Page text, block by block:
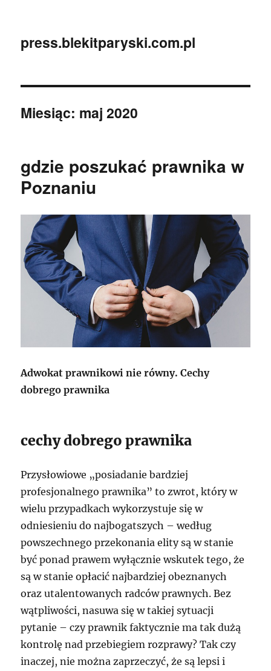
press.blekitparyski.com.pl
Miesiąc: maj 2020
gdzie poszukać prawnika w
Poznaniu
Adwokat prawnikowi nie równy. Cechy
dobrego prawnika
cechy dobrego prawnika
Przysłowiowe „posiadanie bardziej
profesjonalnego prawnika” to zwrot, który w
wielu przypadkach wykorzystuje się w
odniesieniu do najbogatszych – według
powszechnego przekonania elity są w stanie
być ponad prawem wyłącznie wskutek tego, że
są w stanie opłacić najbardziej obeznanych
oraz utalentowanych radców prawnych. Bez
wątpliwości, nasuwa się w takiej sytuacji
pytanie – czy prawnik faktycznie ma tak dużą
kontrolę nad przebiegiem rozprawy? Tak czy
inaczej, nie można zaprzeczyć, że są lepsi i